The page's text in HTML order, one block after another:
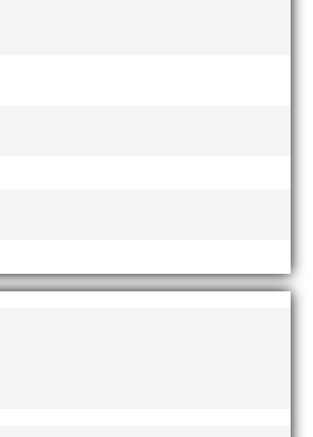
sin familj och alla som har stöttat
att finnas på Pallasspelen den 25-26/1 i